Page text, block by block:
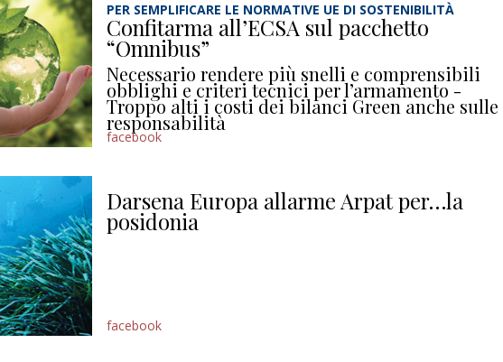
PER SEMPLIFICARE LE NORMATIVE UE DI SOSTENIBILITÀ
Confitarma all’ECSA sul pacchetto
“Omnibus”
Necessario rendere più snelli e comprensibili
obblighi e criteri tecnici per l’armamento -
Troppo alti i costi dei bilanci Green anche sulle
responsabilità
facebook
Darsena Europa allarme Arpat per…la
posidonia
facebook